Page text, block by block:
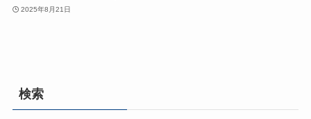
2025年8月21日
検索